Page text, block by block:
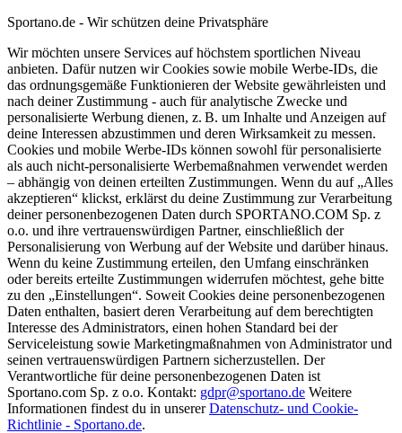
Sportano.de - Wir schützen deine Privatsphäre
Wir möchten unsere Services auf höchstem sportlichen Niveau
anbieten. Dafür nutzen wir Cookies sowie mobile Werbe-IDs, die
das ordnungsgemäße Funktionieren der Website gewährleisten und
nach deiner Zustimmung - auch für analytische Zwecke und
personalisierte Werbung dienen, z. B. um Inhalte und Anzeigen auf
deine Interessen abzustimmen und deren Wirksamkeit zu messen.
Cookies und mobile Werbe-IDs können sowohl für personalisierte
als auch nicht-personalisierte Werbemaßnahmen verwendet werden
– abhängig von deinen erteilten Zustimmungen. Wenn du auf „Alles
akzeptieren“ klickst, erklärst du deine Zustimmung zur Verarbeitung
deiner personenbezogenen Daten durch SPORTANO.COM Sp. z
o.o. und ihre vertrauenswürdigen Partner, einschließlich der
Personalisierung von Werbung auf der Website und darüber hinaus.
Wenn du keine Zustimmung erteilen, den Umfang einschränken
oder bereits erteilte Zustimmungen widerrufen möchtest, gehe bitte
zu den „Einstellungen“. Soweit Cookies deine personenbezogenen
Daten enthalten, basiert deren Verarbeitung auf dem berechtigten
Interesse des Administrators, einen hohen Standard bei der
Serviceleistung sowie Marketingmaßnahmen von Administrator und
seinen vertrauenswürdigen Partnern sicherzustellen. Der
Verantwortliche für deine personenbezogenen Daten ist
Sportano.com Sp. z o.o. Kontakt: gdpr@sportano.de Weitere
Informationen findest du in unsererDatenschutz- und Cookie-
Richtlinie - Sportano.de.